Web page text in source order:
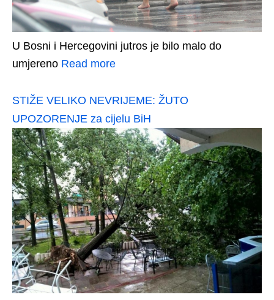
U Bosni i Hercegovini jutros je bilo malo do
umjereno Read more
STIŽE VELIKO NEVRIJEME: ŽUTO
UPOZORENJE za cijelu BiH